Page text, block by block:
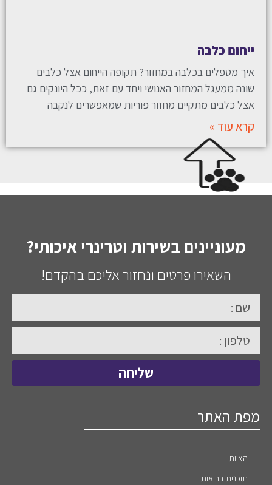
ייחום כלבה
איך מטפלים בכלבה במחזור? תקופה הייחום אצל כלבים
שונה ממעגל המחזור האנושי ויחד עם זאת, ככל היונקים גם
אצל כלבים מתקיים מחזור פוריות שמאפשרים לנקבה
קרא עוד »
מעוניינים בשירות וטרינרי איכותי?
השאירו פרטים ונחזור אליכם בהקדם!
שליחה
מפת האתר
הצוות
תוכנית בריאות